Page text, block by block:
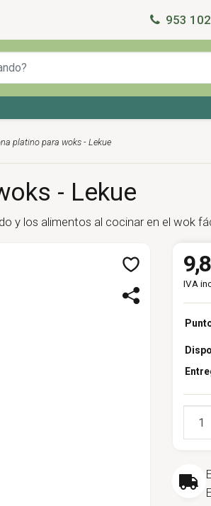
953
platino para woks - Lekue
- Lekue
y los alimentos al cocinar en el wok
IVA